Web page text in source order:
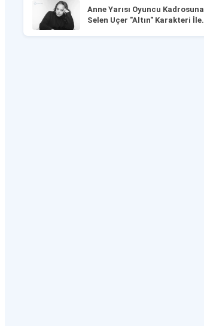
Anne Yarısı Oyuncu Kadrosuna
Selen Uçer "Altın" Karakteri İle